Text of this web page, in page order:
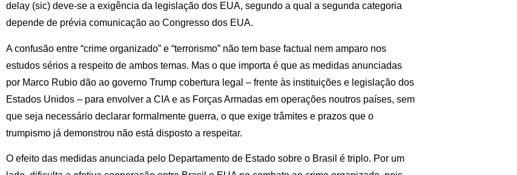
delay (sic) deve-se a exigência da legislação dos EUA, segundo a qual a segunda categoria
depende de prévia comunicação ao Congresso dos EUA.
A confusão entre “crime organizado” e “terrorismo” não tem base factual nem amparo nos
estudos sérios a respeito de ambos temas. Mas o que importa é que as medidas anunciadas
por Marco Rubio dão ao governo Trump cobertura legal – frente às instituições e legislação dos
Estados Unidos – para envolver a CIA e as Forças Armadas em operações noutros países, sem
que seja necessário declarar formalmente guerra, o que exige trâmites e prazos que o
trumpismo já demonstrou não está disposto a respeitar.
O efeito das medidas anunciada pelo Departamento de Estado sobre o Brasil é triplo. Por um